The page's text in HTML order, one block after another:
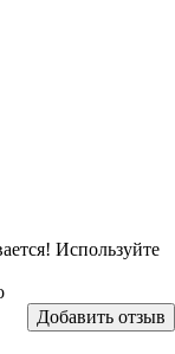
Используйте
Добавить отзыв